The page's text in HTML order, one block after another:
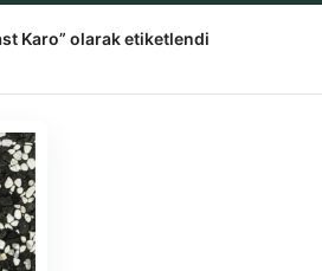
Karo” olarak etiketlendi